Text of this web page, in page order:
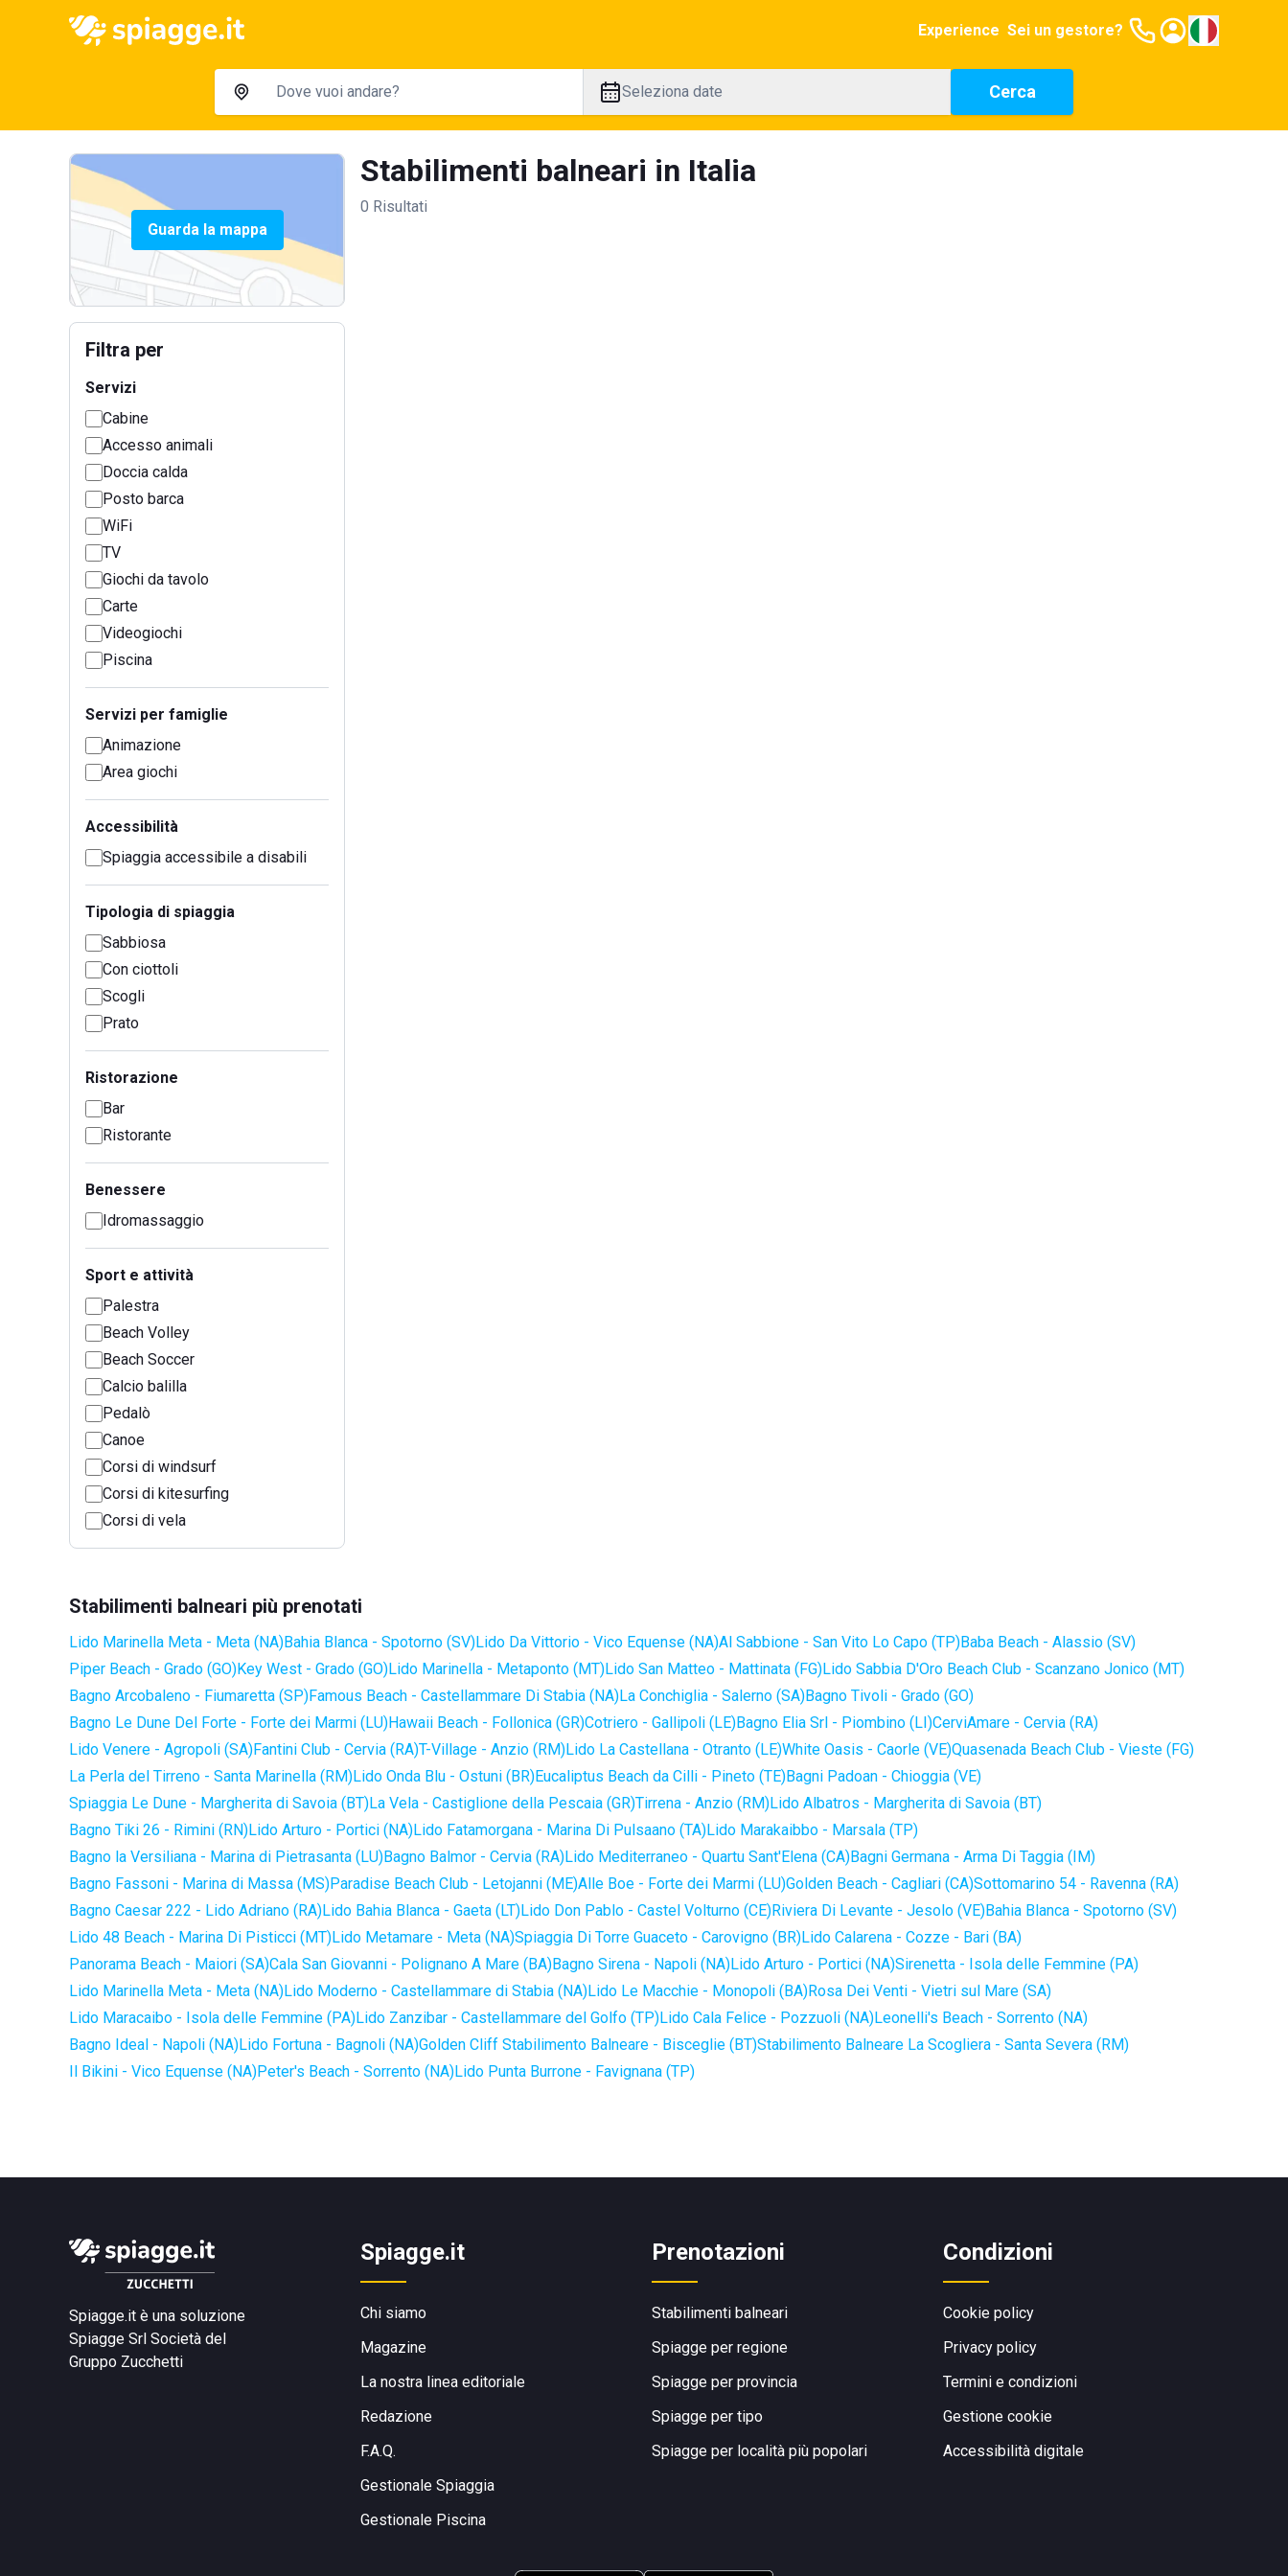
Experience Sei un gestore?
Seleziona date Cerca
Guarda la mappa
Filtra per
Servizi
Cabine
Accesso animali
Doccia calda
Posto barca
WiFi
TV
Giochi da tavolo
Carte
Videogiochi
Piscina
Servizi per famiglie
Animazione
Area giochi
Accessibilità
Spiaggia accessibile a disabili
Tipologia di spiaggia
Sabbiosa
Con ciottoli
Scogli
Prato
Ristorazione
Bar
Ristorante
Benessere
Idromassaggio
Sport e attività
Palestra
Beach Volley
Beach Soccer
Calcio balilla
Pedalò
Canoe
Corsi di windsurf
Corsi di kitesurfing
Corsi di vela
Stabilimenti balneari in Italia
0 Risultati
Stabilimenti balneari più prenotati
Lido Marinella Meta - Meta (NA)Bahia Blanca - Spotorno (SV)Lido Da Vittorio - Vico Equense (NA)Al Sabbione - San Vito Lo Capo (TP)Baba Beach - Alassio (SV)
Piper Beach - Grado (GO)Key West - Grado (GO)Lido Marinella - Metaponto (MT)Lido San Matteo - Mattinata (FG)Lido Sabbia D'Oro Beach Club - Scanzano Jonico (MT)
Bagno Arcobaleno - Fiumaretta (SP)Famous Beach - Castellammare Di Stabia (NA)La Conchiglia - Salerno (SA)Bagno Tivoli - Grado (GO)
Bagno Le Dune Del Forte - Forte dei Marmi (LU)Hawaii Beach - Follonica (GR)Cotriero - Gallipoli (LE)Bagno Elia Srl - Piombino (LI)CerviAmare - Cervia (RA)
Lido Venere - Agropoli (SA)Fantini Club - Cervia (RA)T-Village - Anzio (RM)Lido La Castellana - Otranto (LE)White Oasis - Caorle (VE)Quasenada Beach Club - Vieste (FG)
La Perla del Tirreno - Santa Marinella (RM)Lido Onda Blu - Ostuni (BR)Eucaliptus Beach da Cilli - Pineto (TE)Bagni Padoan - Chioggia (VE)
Spiaggia Le Dune - Margherita di Savoia (BT)La Vela - Castiglione della Pescaia (GR)Tirrena - Anzio (RM)Lido Albatros - Margherita di Savoia (BT)
Bagno Tiki 26 - Rimini (RN)Lido Arturo - Portici (NA)Lido Fatamorgana - Marina Di Pulsaano (TA)Lido Marakaibbo - Marsala (TP)
Bagno la Versiliana - Marina di Pietrasanta (LU)Bagno Balmor - Cervia (RA)Lido Mediterraneo - Quartu Sant'Elena (CA)Bagni Germana - Arma Di Taggia (IM)
Bagno Fassoni - Marina di Massa (MS)Paradise Beach Club - Letojanni (ME)Alle Boe - Forte dei Marmi (LU)Golden Beach - Cagliari (CA)Sottomarino 54 - Ravenna (RA)
Bagno Caesar 222 - Lido Adriano (RA)Lido Bahia Blanca - Gaeta (LT)Lido Don Pablo - Castel Volturno (CE)Riviera Di Levante - Jesolo (VE)Bahia Blanca - Spotorno (SV)
Lido 48 Beach - Marina Di Pisticci (MT)Lido Metamare - Meta (NA)Spiaggia Di Torre Guaceto - Carovigno (BR)Lido Calarena - Cozze - Bari (BA)
Panorama Beach - Maiori (SA)Cala San Giovanni - Polignano A Mare (BA)Bagno Sirena - Napoli (NA)Lido Arturo - Portici (NA)Sirenetta - Isola delle Femmine (PA)
Lido Marinella Meta - Meta (NA)Lido Moderno - Castellammare di Stabia (NA)Lido Le Macchie - Monopoli (BA)Rosa Dei Venti - Vietri sul Mare (SA)
Lido Maracaibo - Isola delle Femmine (PA)Lido Zanzibar - Castellammare del Golfo (TP)Lido Cala Felice - Pozzuoli (NA)Leonelli's Beach - Sorrento (NA)
Bagno Ideal - Napoli (NA)Lido Fortuna - Bagnoli (NA)Golden Cliff Stabilimento Balneare - Bisceglie (BT)Stabilimento Balneare La Scogliera - Santa Severa (RM)
Il Bikini - Vico Equense (NA)Peter's Beach - Sorrento (NA)Lido Punta Burrone - Favignana (TP)
Spiagge.it è una soluzione
Spiagge Srl Società del
Gruppo Zucchetti
Spiagge.it
Chi siamo
Magazine
La nostra linea editoriale
Redazione
F.A.Q.
Gestionale Spiaggia
Gestionale Piscina
Prenotazioni
Stabilimenti balneari
Spiagge per regione
Spiagge per provincia
Spiagge per tipo
Spiagge per località più popolari
Condizioni
Cookie policy
Privacy policy
Termini e condizioni
Gestione cookie
Accessibilità digitale